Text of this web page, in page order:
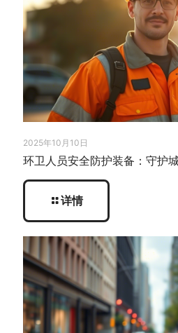
2025年10月10日
环卫人员安全防护装备：守护
详情